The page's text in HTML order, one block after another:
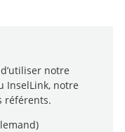
notre
InselLink, notre
référents.